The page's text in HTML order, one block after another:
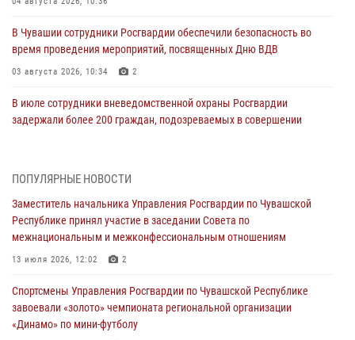
В Чувашии сотрудники Росгвардии обеспечили безопасность во
время проведения мероприятий, посвященных Дню ВДВ
03 августа 2026, 10:34 2
В июле сотрудники вневедомственной охраны Росгвардии
задержали более 200 граждан, подозреваемых в совершении
мировой войне 1914-1918 годов
01 августа 2026, 07:19
В Ядрине сотрудники Росгвардии задержали подозреваемого в
01 августа 2026, 06:12
1 августа – День дежурной службы войск национальной гвардии
ПОПУЛЯРНЫЕ НОВОСТИ
Заместитель начальника Управления Росгвардии по Чувашской
Республике принял участие в заседании Совета по
межнациональным и межконфессиональным отношениям
13 июля 2026, 12:02 2
Спортсмены Управления Росгвардии по Чувашской Республике
завоевали «золото» чемпионата региональной организации
«Динамо» по мини-футболу